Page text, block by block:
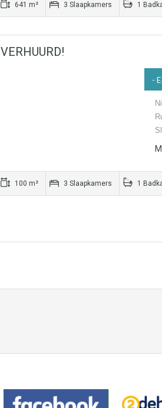
641 m² 3 Slaapkamers 1
VERHUURD!
-
100 m² 3 Slaapkamers 1